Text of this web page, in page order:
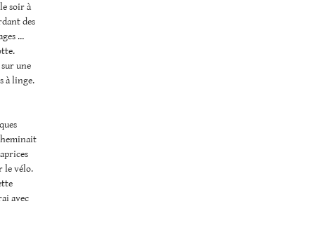
soir à
des
…
sur une
à linge.
le vélo.
avec